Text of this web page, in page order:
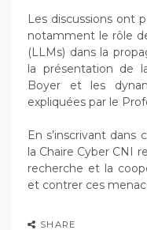
Les discussions ont
notamment le rôle
(LLMs) dans la
la présentation de
Boyer et les
expliquées par le
En s’inscrivant dans
la Chaire Cyber CNI
recherche et la
et contrer ces
SHARE